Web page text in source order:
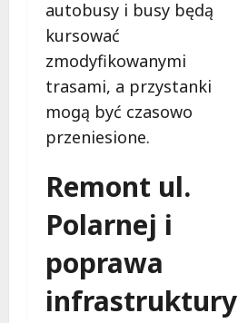
autobusy i busy będą
kursować
zmodyfikowanymi
trasami, a przystanki
mogą być czasowo
przeniesione.
Remont ul.
Polarnej i
poprawa
infrastruktury